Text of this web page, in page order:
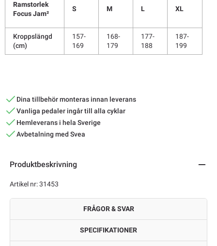
Ramstorlek
Focus Jam²
S M L XL
Kroppslängd
(cm)
157-
169
168-
179
177-
188
187-
199
Dina tillbehör monteras innan leverans
Vanliga pedaler ingår till alla cyklar
Hemleverans i hela Sverige
Avbetalning med Svea
Produktbeskrivning
Artikel nr: 31453
FRÅGOR & SVAR
SPECIFIKATIONER